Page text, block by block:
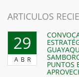
ARTICULOS
29
ABR
PUNTOS